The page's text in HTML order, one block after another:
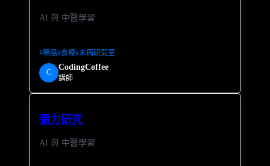
AI 與 中醫學習
#藥膳#食療#未病研究室
C
CodingCoffee
講師
張力研究
AI 與 中醫學習